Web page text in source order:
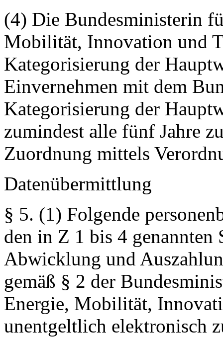
(4) Die Bundesministerin
Mobilität, Innovation und
Kategorisierung der
Einvernehmen mit dem
Kategorisierung der
zumindest alle fünf Jahre
Zuordnung mittels
Datenübermittlung
§ 5. (1) Folgende
den in Z 1 bis 4
Abwicklung und
gemäß § 2 der
Energie, Mobilität,
unentgeltlich elektronisch